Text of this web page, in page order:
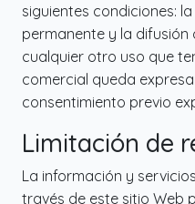
siguientes condiciones:
permanente y la difusión
cualquier otro uso que
comercial queda
consentimiento previo
Limitación de
La información y
través de este sitio Web